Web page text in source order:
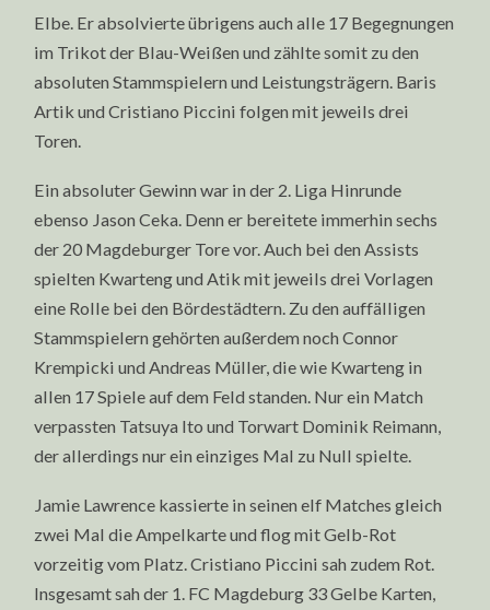
Elbe. Er absolvierte übrigens auch alle 17 Begegnungen
im Trikot der Blau-Weißen und zählte somit zu den
absoluten Stammspielern und Leistungsträgern. Baris
Artik und Cristiano Piccini folgen mit jeweils drei
Toren.
Ein absoluter Gewinn war in der 2. Liga Hinrunde
ebenso Jason Ceka. Denn er bereitete immerhin sechs
der 20 Magdeburger Tore vor. Auch bei den Assists
spielten Kwarteng und Atik mit jeweils drei Vorlagen
eine Rolle bei den Bördestädtern. Zu den auffälligen
Stammspielern gehörten außerdem noch Connor
Krempicki und Andreas Müller, die wie Kwarteng in
allen 17 Spiele auf dem Feld standen. Nur ein Match
verpassten Tatsuya Ito und Torwart Dominik Reimann,
der allerdings nur ein einziges Mal zu Null spielte.
Jamie Lawrence kassierte in seinen elf Matches gleich
zwei Mal die Ampelkarte und flog mit Gelb-Rot
vorzeitig vom Platz. Cristiano Piccini sah zudem Rot.
Insgesamt sah der 1. FC Magdeburg 33 Gelbe Karten,